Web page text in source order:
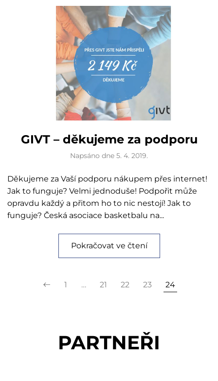
GIVT – děkujeme za podporu
Napsáno dne 5. 4. 2019.
Děkujeme za Vaší podporu nákupem přes internet!
Jak to funguje? Velmi jednoduše! Podpořit může
opravdu každý a přitom ho to nic nestojí! Jak to
funguje? Česká asociace basketbalu na...
Pokračovat ve čtení
1 … 21 22 23 24
PARTNEŘI